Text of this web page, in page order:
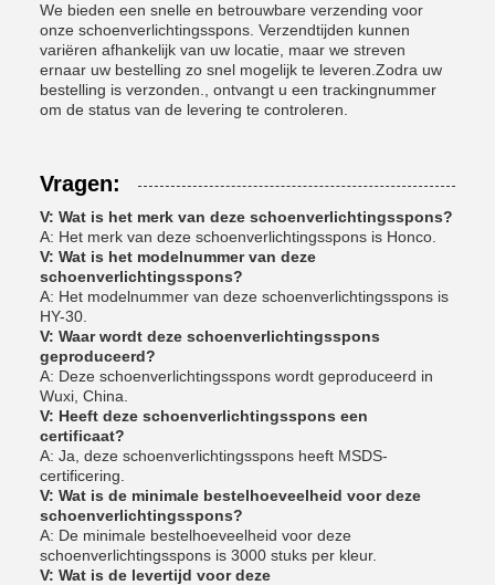
We bieden een snelle en betrouwbare verzending voor
onze schoenverlichtingsspons. Verzendtijden kunnen
variëren afhankelijk van uw locatie, maar we streven
ernaar uw bestelling zo snel mogelijk te leveren.Zodra uw
bestelling is verzonden., ontvangt u een trackingnummer
om de status van de levering te controleren.
Vragen:
V: Wat is het merk van deze schoenverlichtingsspons?
A: Het merk van deze schoenverlichtingsspons is Honco.
V: Wat is het modelnummer van deze
schoenverlichtingsspons?
A: Het modelnummer van deze schoenverlichtingsspons is
HY-30.
V: Waar wordt deze schoenverlichtingsspons
geproduceerd?
A: Deze schoenverlichtingsspons wordt geproduceerd in
Wuxi, China.
V: Heeft deze schoenverlichtingsspons een
certificaat?
A: Ja, deze schoenverlichtingsspons heeft MSDS-
certificering.
V: Wat is de minimale bestelhoeveelheid voor deze
schoenverlichtingsspons?
A: De minimale bestelhoeveelheid voor deze
schoenverlichtingsspons is 3000 stuks per kleur.
V: Wat is de levertijd voor deze